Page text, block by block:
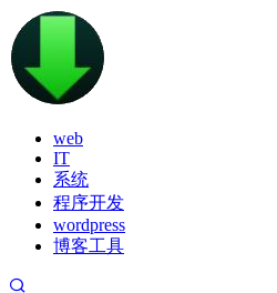
web
IT
系统
程序开发
wordpress
博客工具